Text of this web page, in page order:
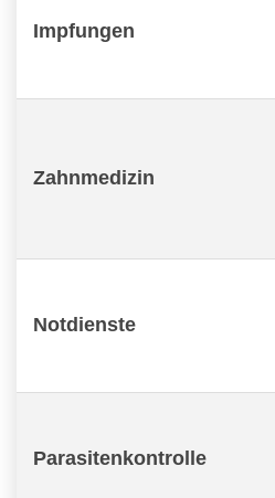
Impfungen
Zahnmedizin
Notdienste
Parasitenkontrolle